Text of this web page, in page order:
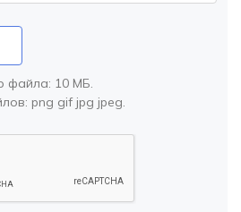
файла: 10 МБ.
png gif jpg jpeg.